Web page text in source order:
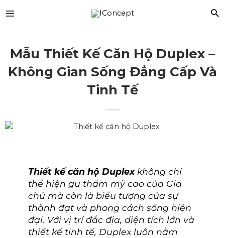
Mẫu Thiết Kế Căn Hộ Duplex –
Không Gian Sống Đẳng Cấp Và
Tinh Tế
Thiết kế căn hộ Duplexkhông chỉ
thể hiện gu thẩm mỹ cao của Gia
chủ mà còn là biểu tượng của sự
thành đạt và phong cách sống hiện
đại. Với vị trí đắc địa, diện tích lớn và
thiết kế tinh tế, Duplex luôn nằm